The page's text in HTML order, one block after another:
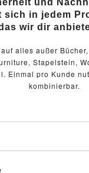
und
sich in jedem
wir dir
alles außer
Stapelstein,
Einmal pro Kunde
kombinierbar.